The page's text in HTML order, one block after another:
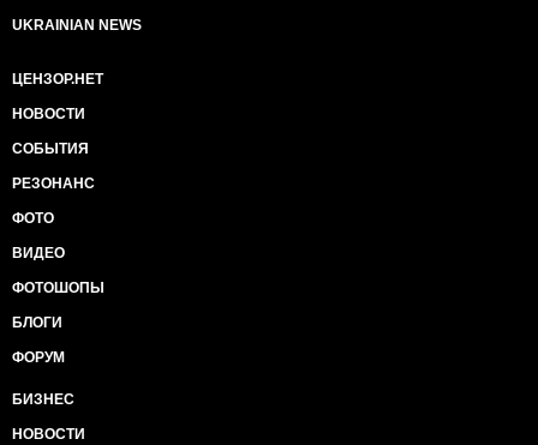
UKRAINIAN NEWS
ЦЕНЗОР.НЕТ
НОВОСТИ
СОБЫТИЯ
РЕЗОНАНС
ФОТО
ВИДЕО
ФОТОШОПЫ
БЛОГИ
ФОРУМ
БИЗНЕС
НОВОСТИ